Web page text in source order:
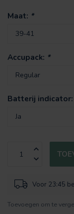
Maat: *
Accupack: *
Batterij indicator:
Voor 23:45
Toevoegen om te